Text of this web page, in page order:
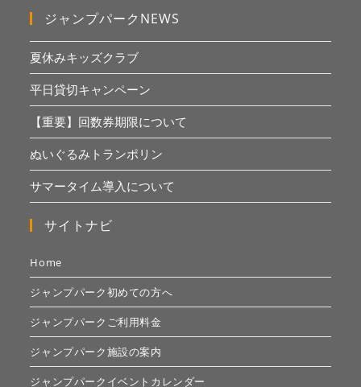
ジャンプパークNEWS
夏休みキッズクラブ
平日貸切キャンペーン
【重要】回数券期限について
ぬいぐるみトランポリン
サマータイム導入について
サイトナビ
Home
ジャンプパーク初めての方へ
ジャンプパークご利用料金
ジャンプパーク施設の案内
ジャンプパークイベントカレンダー